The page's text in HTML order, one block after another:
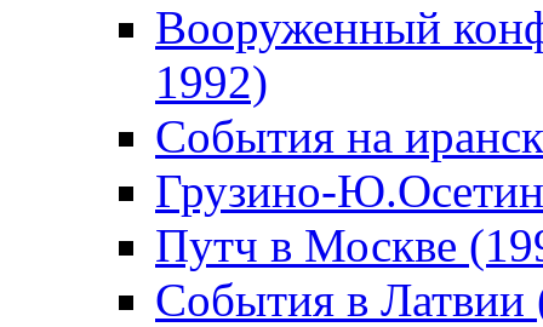
Вооруженный
1992)
События на
Грузино-
Путч в Москве
События в Латвии